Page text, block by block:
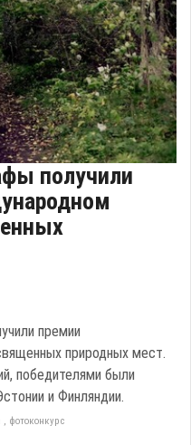
получили
премии
природных мест.
победителями были
и Финляндии.
, фотоконкурс